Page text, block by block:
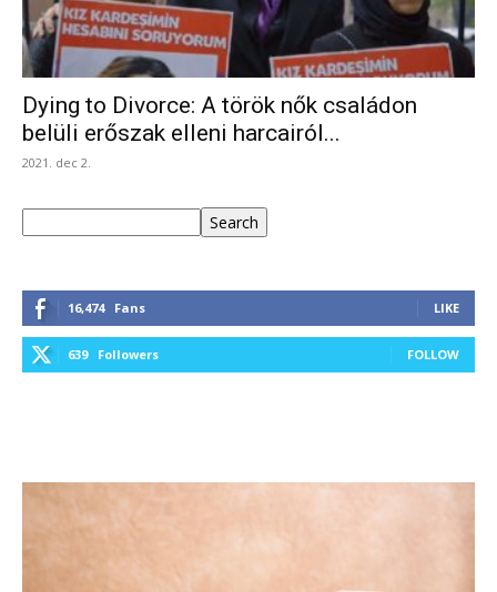
Dying to Divorce: A török nők családon
belüli erőszak elleni harcairól...
2021. dec 2.
Search
16,474 Fans LIKE
639 Followers FOLLOW